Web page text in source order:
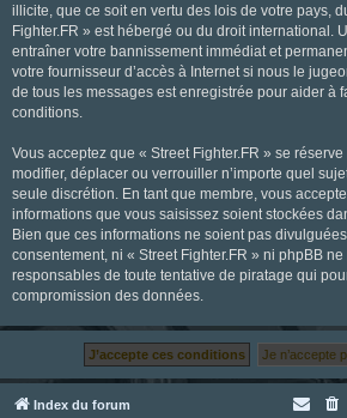
illicite, que ce soit en vertu des lois de votre pays,
Fighter.FR » est hébergé ou du droit international.
entraîner votre bannissement immédiat et
votre fournisseur d’accès à Internet si nous le
de tous les messages est enregistrée pour aider à
conditions.
Vous acceptez que « Street Fighter.FR » se
modifier, déplacer ou verrouiller n’importe quel
seule discrétion. En tant que membre, vous
informations que vous saisissez soient stockées
Bien que ces informations ne soient pas
consentement, ni « Street Fighter.FR » ni phpBB
responsables de toute tentative de piratage qui
compromission des données.
Index du forum